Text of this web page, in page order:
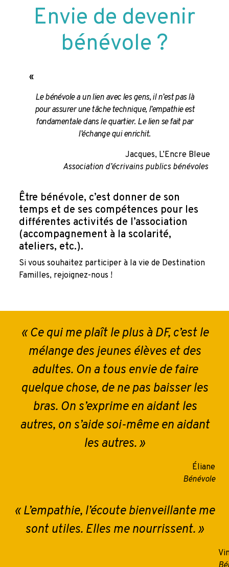
Envie de devenir
bénévole ?
«
Le bénévole a un lien avec les gens, il n’est pas là
pour assurer une tâche technique, l’empathie est
fondamentale dans le quartier. Le lien se fait par
l’échange qui enrichit.
Jacques, L’Encre Bleue
Association d’écrivains publics bénévoles
Être bénévole, c’est donner de son
temps et de ses compétences pour les
différentes activités de l’association
(accompagnement à la scolarité,
ateliers, etc.).
Si vous souhaitez participer à la vie de Destination
Familles, rejoignez-nous !
« Ce qui me plaît le plus à DF, c’est le
mélange des jeunes élèves et des
adultes. On a tous envie de faire
quelque chose, de ne pas baisser les
bras. On s’exprime en aidant les
autres, on s’aide soi-même en aidant
les autres. »
Éliane
Bénévole
«L’empathie, l’écoute bienveillante me
sont utiles. Elles me nourrissent.»